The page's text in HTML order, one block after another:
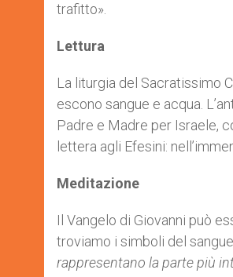
trafitto».
Lettura
La liturgia del Sacratissimo
escono sangue e acqua.
Padre e Madre per Israele,
lettera agli Efesini:
Meditazione
Il Vangelo di Giovanni può
troviamo i simboli del
rappresentano la parte più